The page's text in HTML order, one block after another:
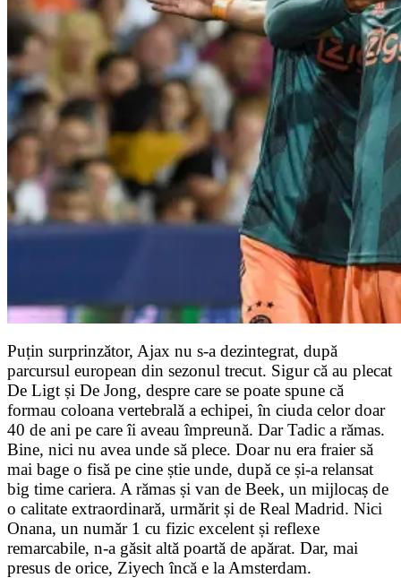
Puțin surprinzător, Ajax nu s-a dezintegrat, după
parcursul european din sezonul trecut. Sigur că au plecat
De Ligt și De Jong, despre care se poate spune că
formau coloana vertebrală a echipei, în ciuda celor doar
40 de ani pe care îi aveau împreună. Dar Tadic a rămas.
Bine, nici nu avea unde să plece. Doar nu era fraier să
mai bage o fisă pe cine știe unde, după ce și-a relansat
big time cariera. A rămas și van de Beek, un mijlocaș de
o calitate extraordinară, urmărit și de Real Madrid. Nici
Onana, un număr 1 cu fizic excelent și reflexe
remarcabile, n-a găsit altă poartă de apărat. Dar, mai
presus de orice, Ziyech încă e la Amsterdam.